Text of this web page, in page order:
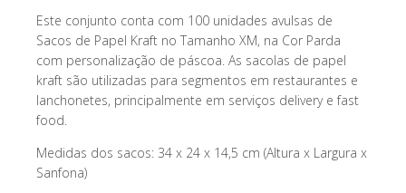
Este conjunto conta com 100 unidades avulsas de
Sacos de Papel Kraft no Tamanho XM, na Cor Parda
com personalização de páscoa. As sacolas de papel
kraft são utilizadas para segmentos em restaurantes e
lanchonetes, principalmente em serviços delivery e fast
food.
Medidas dos sacos: 34 x 24 x 14,5 cm (Altura x Largura x
Sanfona)